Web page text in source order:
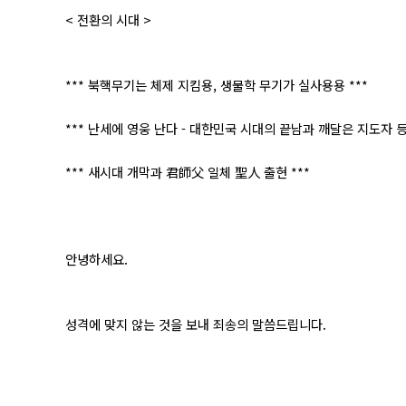
< 전환의 시대 >
*** 북핵무기는 체제 지킴용, 생물학 무기가 실사용용 ***
*** 난세에 영웅 난다 - 대한민국 시대의 끝남과 깨달은 지도자
*** 새시대 개막과 君師父 일체 聖人 출현 ***
안녕하세요.
성격에 맞지 않는 것을 보내 죄송의 말씀드립니다.